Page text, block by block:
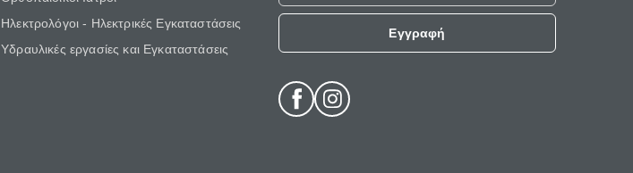
Ηλεκτρολόγοι - Ηλεκτρικές Εγκαταστάσεις
Υδραυλικές εργασίες και Εγκαταστάσεις
Εγγραφή